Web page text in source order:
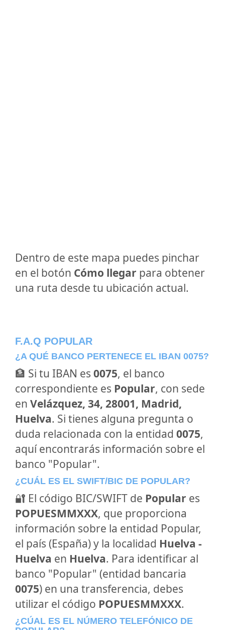
Dentro de este mapa puedes pinchar
en el botón Cómo llegar para obtener
una ruta desde tu ubicación actual.
F.A.Q POPULAR
¿A QUÉ BANCO PERTENECE EL IBAN 0075?
🏦 Si tu IBAN es 0075, el banco
correspondiente es Popular, con sede
en Velázquez, 34, 28001, Madrid,
Huelva. Si tienes alguna pregunta o
duda relacionada con la entidad 0075,
aquí encontrarás información sobre el
banco "Popular".
¿CUÁL ES EL SWIFT/BIC DE POPULAR?
🔐 El código BIC/SWIFT de Popular es
POPUESMMXXX, que proporciona
información sobre la entidad Popular,
el país (España) y la localidad Huelva -
Huelva en Huelva. Para identificar al
banco "Popular" (entidad bancaria
0075) en una transferencia, debes
utilizar el código POPUESMMXXX.
¿CÚAL ES EL NÚMERO TELEFÓNICO DE